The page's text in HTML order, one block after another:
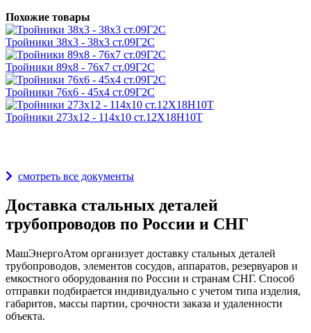
Похожие товары
Тройники 38х3 - 38х3 ст.09Г2С
Тройники 89х8 - 76х7 ст.09Г2С
Тройники 76х6 - 45х4 ст.09Г2С
Тройники 273х12 - 114х10 ст.12Х18Н10Т
смотреть все документы
Доставка стальных деталей
трубопроводов по России и СНГ
МашЭнергоАтом организует доставку стальных деталей
трубопроводов, элементов сосудов, аппаратов, резервуаров и
емкостного оборудования по России и странам СНГ. Способ
отправки подбирается индивидуально с учетом типа изделия,
габаритов, массы партии, срочности заказа и удаленности
объекта.